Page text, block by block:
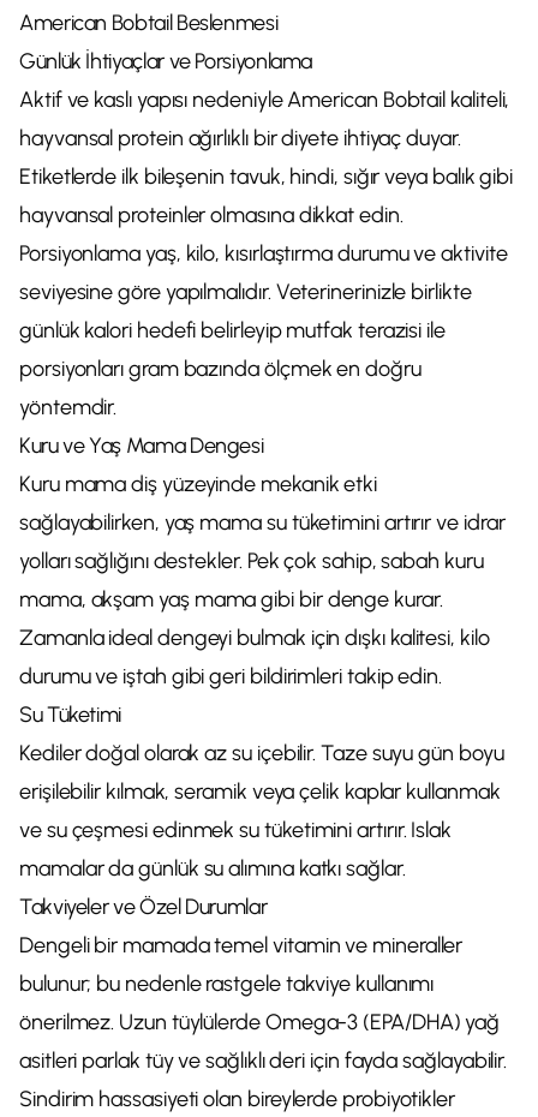
American Bobtail Beslenmesi
Günlük İhtiyaçlar ve Porsiyonlama
Aktif ve kaslı yapısı nedeniyle American Bobtail kaliteli,
hayvansal protein ağırlıklı bir diyete ihtiyaç duyar.
Etiketlerde ilk bileşenin tavuk, hindi, sığır veya balık gibi
hayvansal proteinler olmasına dikkat edin.
Porsiyonlama yaş, kilo, kısırlaştırma durumu ve aktivite
seviyesine göre yapılmalıdır. Veterinerinizle birlikte
günlük kalori hedefi belirleyip mutfak terazisi ile
porsiyonları gram bazında ölçmek en doğru
yöntemdir.
Kuru ve Yaş Mama Dengesi
Kuru mama diş yüzeyinde mekanik etki
sağlayabilirken, yaş mama su tüketimini artırır ve idrar
yolları sağlığını destekler. Pek çok sahip, sabah kuru
mama, akşam yaş mama gibi bir denge kurar.
Zamanla ideal dengeyi bulmak için dışkı kalitesi, kilo
durumu ve iştah gibi geri bildirimleri takip edin.
Su Tüketimi
Kediler doğal olarak az su içebilir. Taze suyu gün boyu
erişilebilir kılmak, seramik veya çelik kaplar kullanmak
ve su çeşmesi edinmek su tüketimini artırır. Islak
mamalar da günlük su alımına katkı sağlar.
Takviyeler ve Özel Durumlar
Dengeli bir mamada temel vitamin ve mineraller
bulunur; bu nedenle rastgele takviye kullanımı
önerilmez. Uzun tüylülerde Omega-3 (EPA/DHA) yağ
asitleri parlak tüy ve sağlıklı deri için fayda sağlayabilir.
Sindirim hassasiyeti olan bireylerde probiyotikler